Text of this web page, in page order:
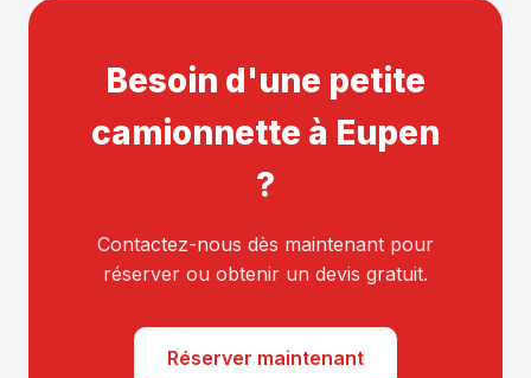
Besoin d'une petite
camionnette à Eupen
?
Contactez-nous dès maintenant pour
réserver ou obtenir un devis gratuit.
Réserver maintenant